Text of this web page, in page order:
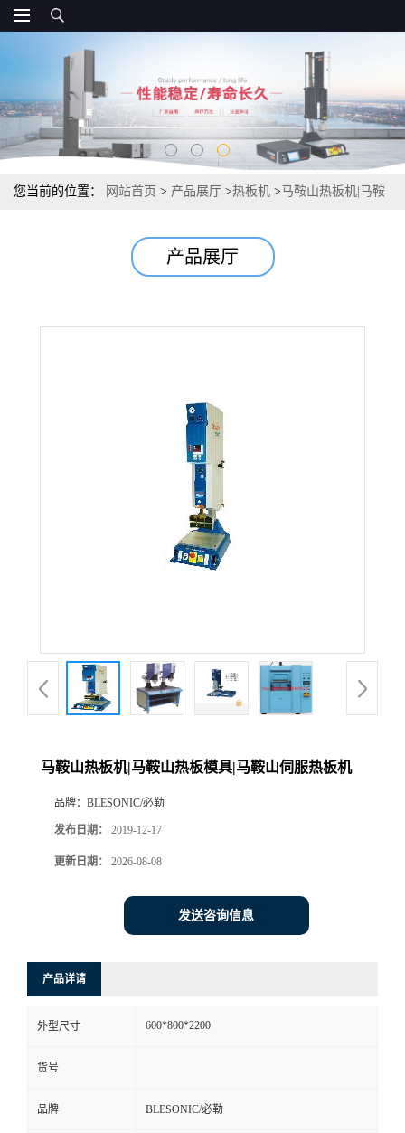
您当前的位置： 网站首页 > 产品展厅 >热板机 >马鞍山热板机|马鞍
产品展厅
马鞍山热板机|马鞍山热板模具|马鞍山伺服热板机
品牌： BLESONIC/必勒
发布日期： 2019-12-17
更新日期： 2026-08-08
发送咨询信息
产品详请
外型尺寸 600*800*2200
货号
品牌 BLESONIC/必勒